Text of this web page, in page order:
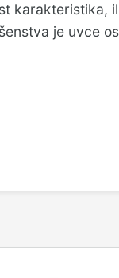
je uvce